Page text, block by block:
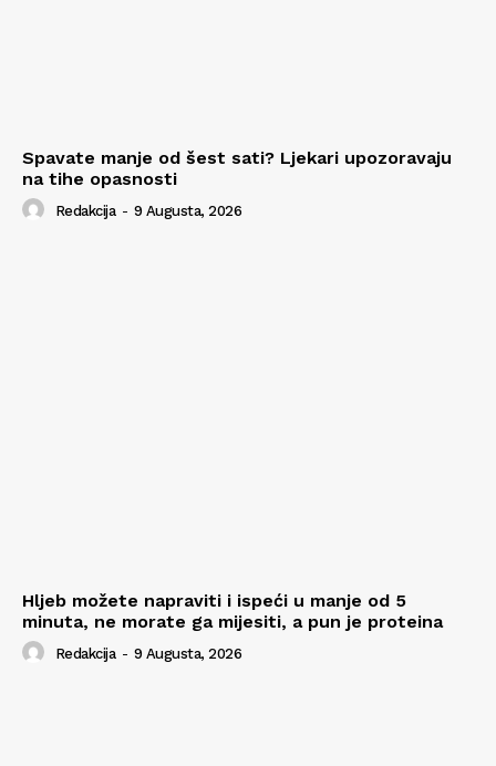
Spavate manje od šest sati? Ljekari upozoravaju
na tihe opasnosti
Redakcija - 9 Augusta, 2026
Hljeb možete napraviti i ispeći u manje od 5
minuta, ne morate ga mijesiti, a pun je proteina
Redakcija - 9 Augusta, 2026